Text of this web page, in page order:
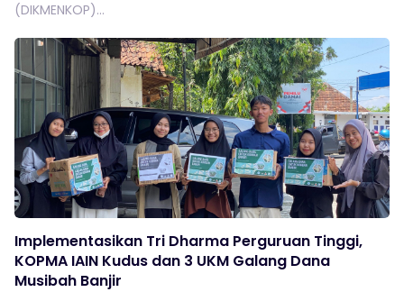
(DIKMENKOP)...
Implementasikan Tri Dharma Perguruan Tinggi,
KOPMA IAIN Kudus dan 3 UKM Galang Dana
Musibah Banjir